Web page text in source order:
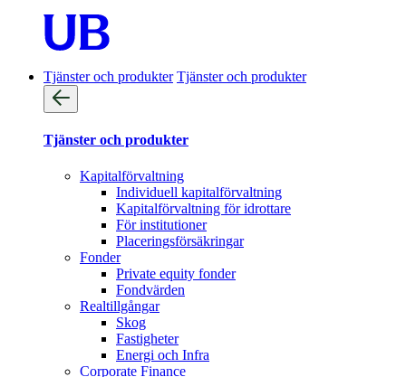
Tjänster och produkter Tjänster och produkter
Tjänster och produkter
Kapitalförvaltning
Individuell kapitalförvaltning
Kapitalförvaltning för idrottare
För institutioner
Placeringsförsäkringar
Fonder
Private equity fonder
Fondvärden
Realtillgångar
Skog
Fastigheter
Energi och Infra
Corporate Finance